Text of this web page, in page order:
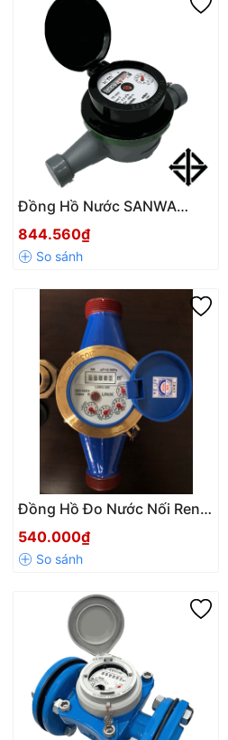
Đồng Hồ Nước SANWA
GMK 15 ID – Độ Chính Xác
Cao, Chống Gian Lận Hiệu
Quả
844.560₫
Đồng Hồ Đo Nước Nối Ren
UNIK – Hàng Chính Hãng
Taiwan
540.000₫